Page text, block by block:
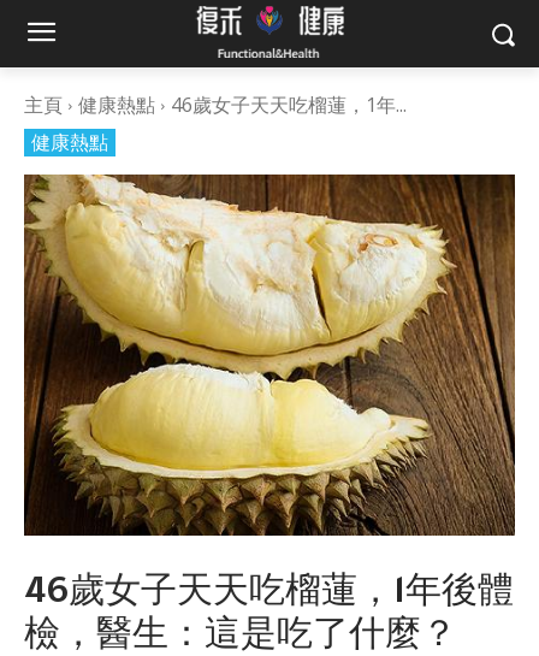
主頁 健康熱點
46歲女子天天吃榴蓮，1年...
健康熱點
46歲女子天天吃榴蓮，1年後體
檢，醫生：這是吃了什麼？